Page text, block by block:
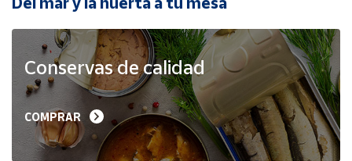
Market
Productos
Solidarios
Ayuda
Conservas de calidad
COMPRAR